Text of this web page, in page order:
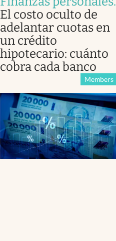
El costo oculto de
adelantar cuotas en
un crédito
hipotecario: cuánto
cobra cada banco
Members